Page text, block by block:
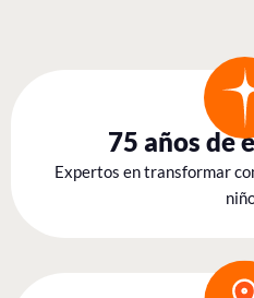
75 años de
Expertos en transformar